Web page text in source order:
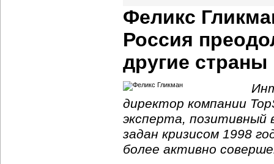
Феликс
Россия
другие страны
директор компании
эксперта, позитивный
задан кризисом 1998
более активно